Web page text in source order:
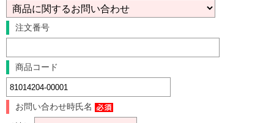
注文番号
商品コード
お問い合わせ時氏名